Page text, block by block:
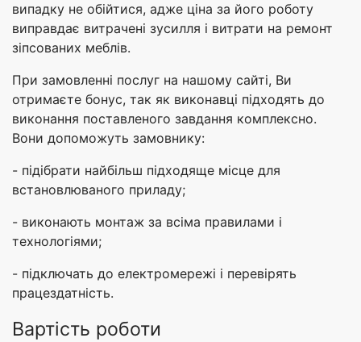
випадку не обійтися, адже ціна за його роботу
виправдає витрачені зусилля і витрати на ремонт
зіпсованих меблів.
При замовленні послуг на нашому сайті, Ви
отримаєте бонус, так як виконавці підходять до
виконання поставленого завдання комплексно.
Вони допоможуть замовнику:
- підібрати найбільш підходяще місце для
встановлюваного приладу;
- виконають монтаж за всіма правилами і
технологіями;
- підключать до електромережі і перевірять
працездатність.
Вартість роботи